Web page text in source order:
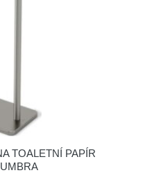
TOALETNÍ PAPÍR